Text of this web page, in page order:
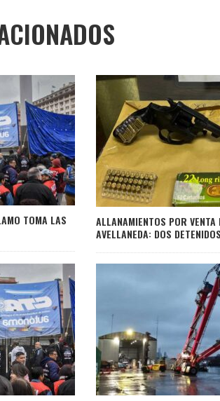
TOMA LAS
ALLANAMIENTOS POR VENTA
AVELLANEDA: DOS DETENIDOS